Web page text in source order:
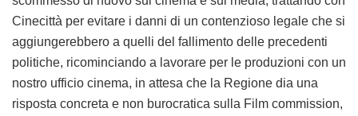
Cinecittà per evitare i danni di un contenzioso legale che si
aggiungerebbero a quelli del fallimento delle precedenti
politiche, ricominciando a lavorare per le produzioni con un
nostro ufficio cinema, in attesa che la Regione dia una
risposta concreta e non burocratica sulla Film commission,